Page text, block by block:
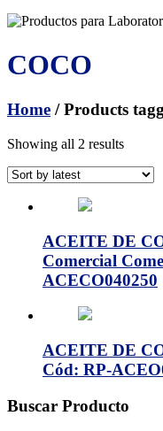
COCO
Home / Products
Showing all 2 results
ACEITE DE
Comercial
ACECO040250
ACEITE DE
Cód: RP-
Buscar Producto